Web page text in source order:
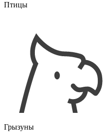
Птицы
Грызуны